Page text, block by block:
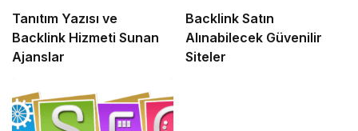
Tanıtım Yazısı ve
Backlink Hizmeti Sunan
Ajanslar
Backlink Satın
Alınabilecek Güvenilir
Siteler